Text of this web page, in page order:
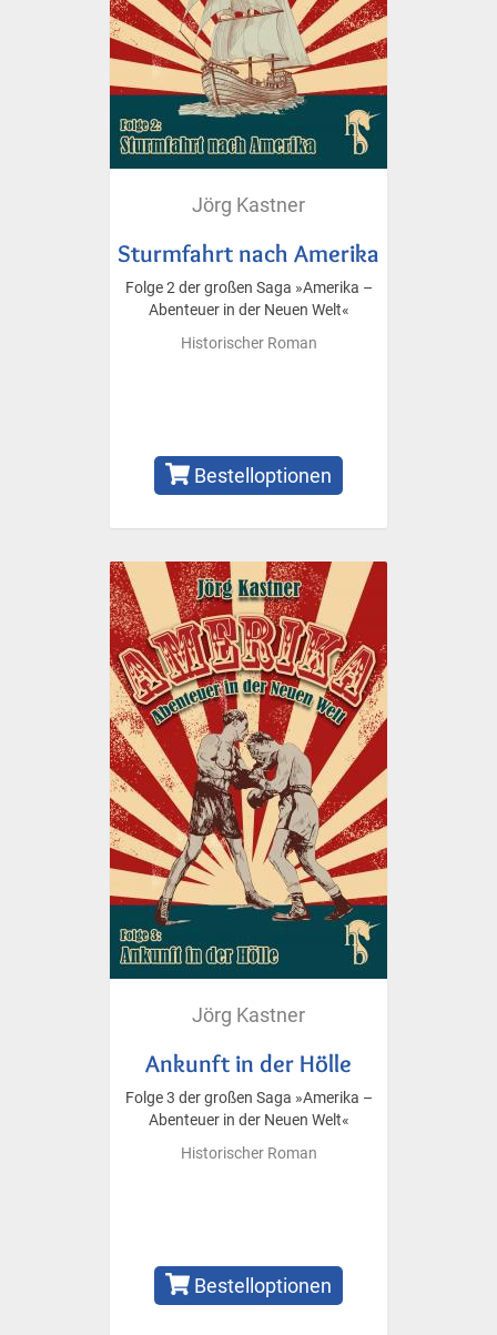
Jörg Kastner
Sturmfahrt nach Amerika
Folge 2 der großen Saga »Amerika –
Abenteuer in der Neuen Welt«
Historischer Roman
Bestelloptionen
Jörg Kastner
Ankunft in der Hölle
Folge 3 der großen Saga »Amerika –
Abenteuer in der Neuen Welt«
Historischer Roman
Bestelloptionen